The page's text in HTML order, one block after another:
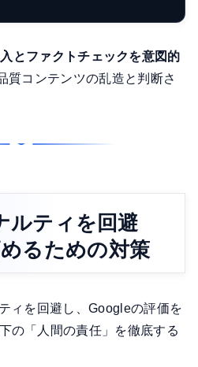
とファクトチェックを意図的
質コンテンツの乱造と判断さ
ルティを回避
るための対策
ィを回避し、Googleの評価を
の「人間の責任」を徹底する